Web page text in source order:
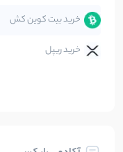
خرید بیت کوین کش
خرید ریپل